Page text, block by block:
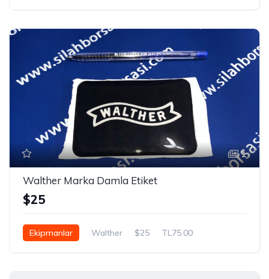
1
Walther Marka Damla Etiket
$25
Ekipmanlar Walther $25 TL75.00